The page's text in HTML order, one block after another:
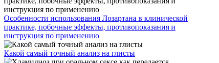
Особенности использования Лозартана в клинической
практике, побочные эффекты, противопоказания и
инструкция по применению
Какой самый точный анализ на глисты